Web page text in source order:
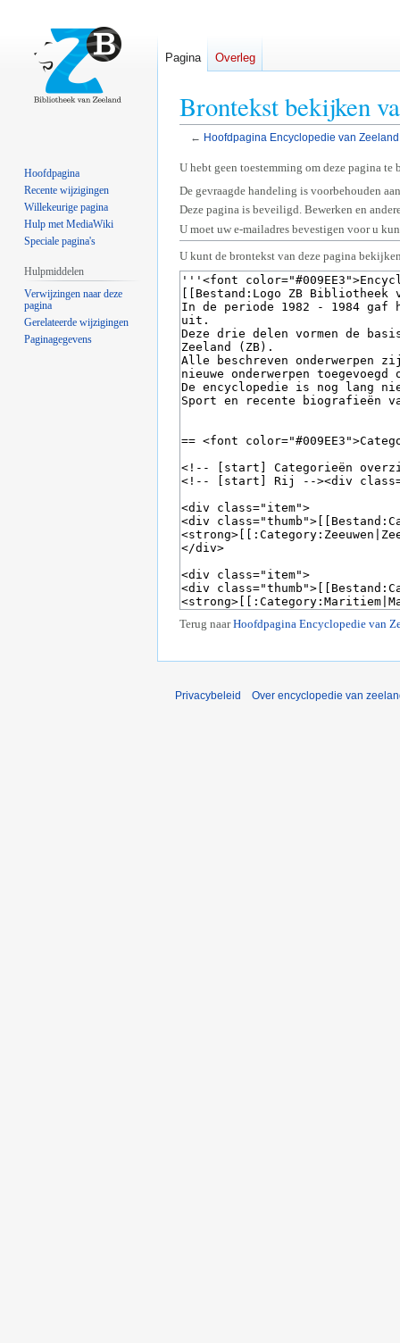
Brontekst bekijken
← Hoofdpagina Encyclopedie van Zeeland
Naar
navigatie
springen
Naar
zoeken
springen
U hebt geen toestemming om deze pagina te
De gevraagde handeling is voorbehouden
Deze pagina is beveiligd. Bewerken en
U moet uw e-mailadres bevestigen voor u
U kunt de brontekst van deze pagina
Terug naarHoofdpagina Encyclopedie van
Pagina Overleg
Hoofdpagina
Recente wijzigingen
Willekeurige pagina
Hulp met MediaWiki
Speciale pagina's
Hulpmiddelen
Verwijzingen naar deze
pagina
Gerelateerde wijzigingen
Paginagegevens
Privacybeleid Over encyclopedie van